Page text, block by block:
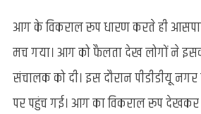
आग के विकराल रूप धारण करते ही
मच गया। आग को फैलता देख लोगों ने
संचालक को दी। इस दौरान पीडीडीयू
पर पहुंच गई। आग का विकराल रूप